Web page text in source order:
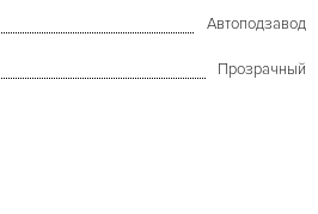
Автоподзавод
Прозрачный